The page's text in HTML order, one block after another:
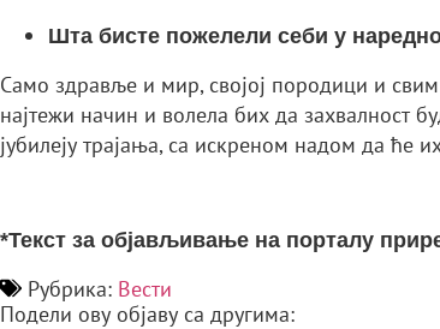
Шта бисте пожелели себи у
Само здравље и мир, својој породици и
најтежи начин и волела бих да захвалност
јубилеју трајања, са искреном надом да ће
*Текст за објављивање на порталу
Рубрика: Вести
Подели ову објаву са другима: